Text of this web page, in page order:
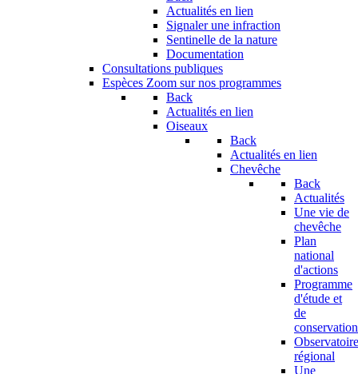
Actualités en lien
Signaler une infraction
Sentinelle de la nature
Documentation
Consultations publiques
Espèces Zoom sur nos programmes
Back
Actualités en lien
Oiseaux
Back
Actualités en lien
Chevêche
Back
Actualités
Une vie de
chevêche
Plan
national
d'actions
Programme
d'étude et
de
conservation
Observatoire
régional
Une